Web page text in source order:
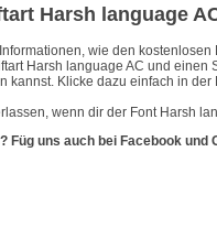
Harsh language
wie den kostenlosen
Harsh language AC und einen
kannst. Klicke dazu einfach in der
wenn dir der Font Harsh
uns auch bei Facebook und